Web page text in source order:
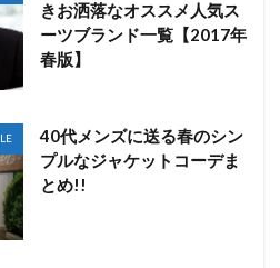
きお洒落なオススメ人気ス
ーツブランド一覧【2017年
春版】
40代メンズに送る春のシン
プルなジャケットコーデま
とめ!!